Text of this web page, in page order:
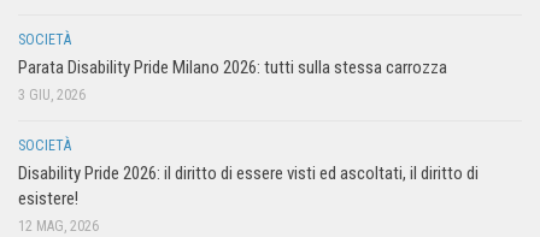
SOCIETÀ
Parata Disability Pride Milano 2026: tutti sulla stessa carrozza
3 GIU, 2026
SOCIETÀ
Disability Pride 2026: il diritto di essere visti ed ascoltati, il diritto di
esistere!
12 MAG, 2026